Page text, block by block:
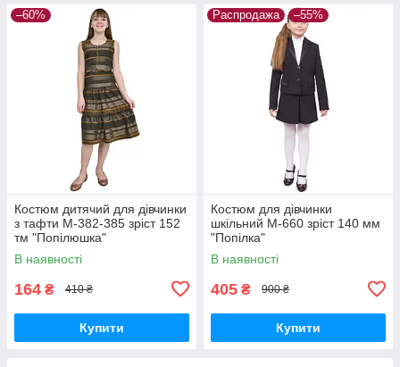
–60%
Костюм дитячий для дівчинки
з тафти М-382-385 зріст 152
тм "Попілюшка"
В наявності
164 ₴ 410 ₴
Купити
Распродажа –55%
Костюм для дівчинки
шкільний М-660 зріст 140 мм
"Попілка"
В наявності
405 ₴ 900 ₴
Купити